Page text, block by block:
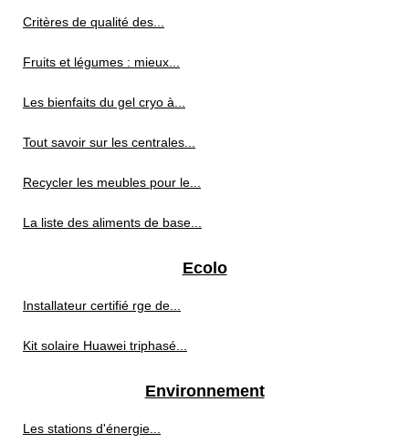
Critères de qualité des...
Fruits et légumes : mieux...
Les bienfaits du gel cryo à...
Tout savoir sur les centrales...
Recycler les meubles pour le...
La liste des aliments de base...
Ecolo
Installateur certifié rge de...
Kit solaire Huawei triphasé...
Environnement
Les stations d'énergie...